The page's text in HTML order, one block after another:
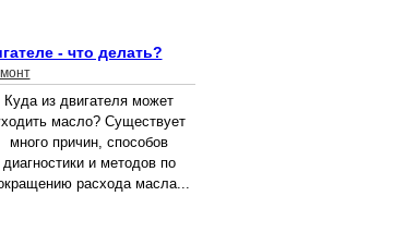
- что делать?
Куда из двигателя может
масло? Существует
много причин, способов
диагностики и методов по
расхода масла...